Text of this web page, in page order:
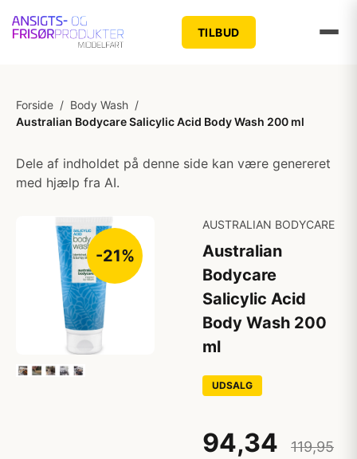
TILBUD
Forside / Body Wash /
Australian Bodycare Salicylic Acid Body Wash 200 ml
Dele af indholdet på denne side kan være genereret
med hjælp fra AI.
-21%
AUSTRALIAN BODYCARE
Australian
Bodycare
Salicylic Acid
Body Wash 200
ml
UDSALG
94,34
119,95